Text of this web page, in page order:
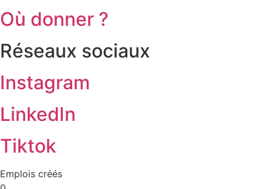
Où donner ?
Réseaux sociaux
Instagram
LinkedIn
Tiktok
Emplois créés